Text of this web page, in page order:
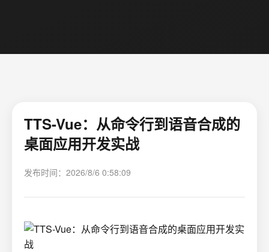
TTS-Vue：从命令行到语音合成的
桌面应用开发实战
发布时间：2026/8/6 0:58:09